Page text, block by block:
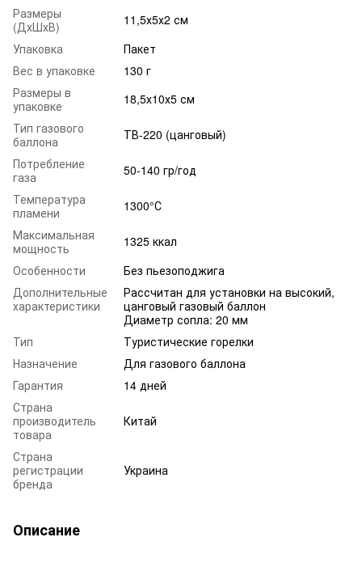
Размеры
(ДхШхВ)
11,5х5х2 см
Упаковка
Пакет
Вес в упаковке
130 г
Размеры в
упаковке
18,5х10х5 см
Тип газового
баллона
ТВ-220 (цанговый)
Потребление
газа
50-140 гр/год
Температура
пламени
1300°С
Максимальная
мощность
1325 ккал
Особенности
Без пьезоподжига
Дополнительные
характеристики
Рассчитан для установки на высокий,
цанговый газовый баллон
Диаметр сопла: 20 мм
Тип
Туристические горелки
Назначение
Для газового баллона
Гарантия
14 дней
Страна
производитель
товара
Китай
Страна
регистрации
бренда
Украина
Описание